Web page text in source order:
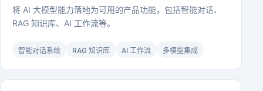
将 AI 大模型能力落地为可用的产品功能，包括智能对话、
RAG 知识库、AI 工作流等。
智能对话系统 RAG 知识库 AI 工作流 多模型集成